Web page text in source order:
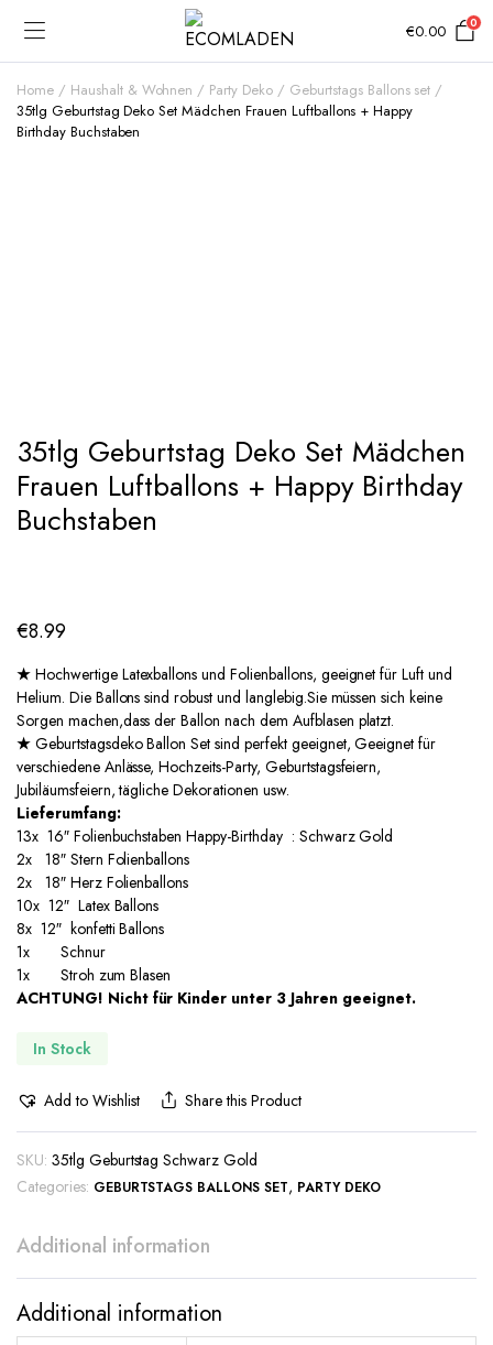
€0.00 0
Home Haushalt & Wohnen Party Deko
Geburtstags Ballons set
35tlg Geburtstag Deko Set Mädchen Frauen Luftballons + Happy
Birthday Buchstaben
35tlg Geburtstag Deko Set Mädchen
Frauen Luftballons + Happy Birthday
Buchstaben
€8.99
★Hochwertige Latexballons und Folienballons, geeignet für Luft und
Helium. Die Ballons sind robust und langlebig.Sie müssen sich keine
Sorgen machen,dass der Ballon nach dem Aufblasen platzt.
★Geburtstagsdeko Ballon Set sind perfekt geeignet, Geeignet für
verschiedene Anlässe, Hochzeits-Party, Geburtstagsfeiern,
Jubiläumsfeiern, tägliche Dekorationen usw.
Lieferumfang:
13x 16″ Folienbuchstaben Happy-Birthday : Schwarz Gold
2x 18″ Stern Folienballons
2x 18″ Herz Folienballons
10x 12″ Latex Ballons
8x 12″ konfetti Ballons
1x Schnur
1x Stroh zum Blasen
ACHTUNG! Nicht für Kinder unter 3 Jahren geeignet.
In Stock
Add to Wishlist Share this Product
SKU: 35tlg Geburtstag Schwarz Gold
Categories: GEBURTSTAGS BALLONS SET, PARTY DEKO
Additional information
Additional information